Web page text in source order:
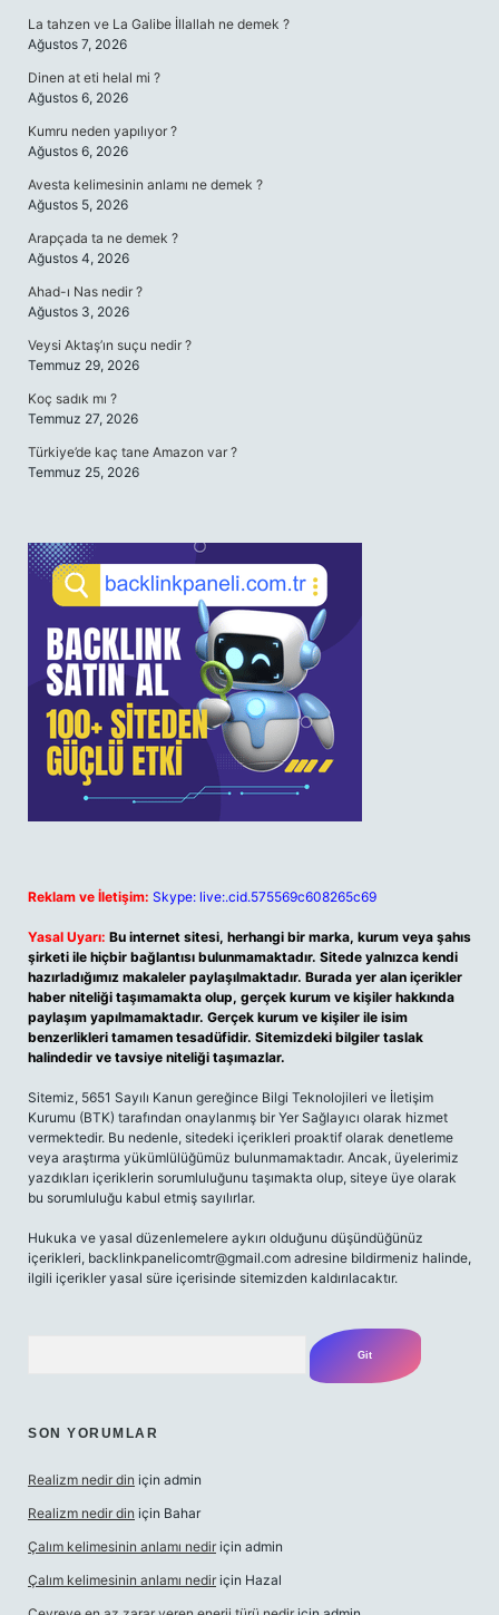
La tahzen ve La Galibe İllallah ne demek ?
Ağustos 7, 2026
Dinen at eti helal mi ?
Ağustos 6, 2026
Kumru neden yapılıyor ?
Ağustos 6, 2026
Avesta kelimesinin anlamı ne demek ?
Ağustos 5, 2026
Arapçada ta ne demek ?
Ağustos 4, 2026
Ahad-ı Nas nedir ?
Ağustos 3, 2026
Veysi Aktaş’ın suçu nedir ?
Temmuz 29, 2026
Koç sadık mı ?
Temmuz 27, 2026
Türkiye’de kaç tane Amazon var ?
Temmuz 25, 2026
Reklam ve İletişim: Skype: live:.cid.575569c608265c69
Yasal Uyarı: Bu internet sitesi, herhangi bir marka, kurum veya şahıs
şirketi ile hiçbir bağlantısı bulunmamaktadır. Sitede yalnızca kendi
hazırladığımız makaleler paylaşılmaktadır. Burada yer alan içerikler
haber niteliği taşımamakta olup, gerçek kurum ve kişiler hakkında
paylaşım yapılmamaktadır. Gerçek kurum ve kişiler ile isim
benzerlikleri tamamen tesadüfidir. Sitemizdeki bilgiler taslak
halindedir ve tavsiye niteliği taşımazlar.
Sitemiz, 5651 Sayılı Kanun gereğince Bilgi Teknolojileri ve İletişim
Kurumu (BTK) tarafından onaylanmış bir Yer Sağlayıcı olarak hizmet
vermektedir. Bu nedenle, sitedeki içerikleri proaktif olarak denetleme
veya araştırma yükümlülüğümüz bulunmamaktadır. Ancak, üyelerimiz
yazdıkları içeriklerin sorumluluğunu taşımakta olup, siteye üye olarak
bu sorumluluğu kabul etmiş sayılırlar.
Hukuka ve yasal düzenlemelere aykırı olduğunu düşündüğünüz
içerikleri, backlinkpanelicomtr@gmail.com adresine bildirmeniz halinde,
ilgili içerikler yasal süre içerisinde sitemizden kaldırılacaktır.
SON YORUMLAR
Realizm nedir din için admin
Realizm nedir din için Bahar
Çalım kelimesinin anlamı nedir için admin
Çalım kelimesinin anlamı nedir için Hazal